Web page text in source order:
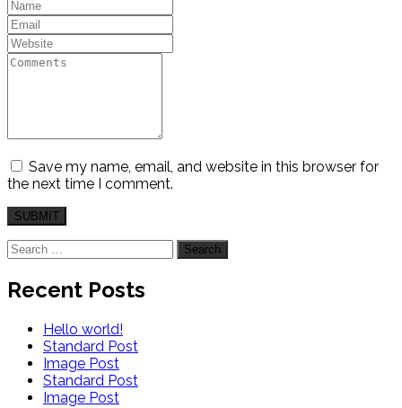
Save my name, email, and website in this browser for
the next time I comment.
Search
Recent Posts
Hello world!
Standard Post
Image Post
Standard Post
Image Post